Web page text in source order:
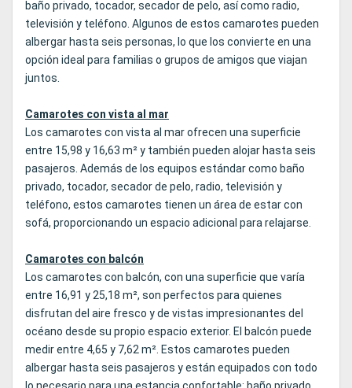
baño privado, tocador, secador de pelo, así como radio,
televisión y teléfono. Algunos de estos camarotes pueden
albergar hasta seis personas, lo que los convierte en una
opción ideal para familias o grupos de amigos que viajan
juntos.
Camarotes con vista al mar
Los camarotes con vista al mar ofrecen una superficie
entre 15,98 y 16,63 m² y también pueden alojar hasta seis
pasajeros. Además de los equipos estándar como baño
privado, tocador, secador de pelo, radio, televisión y
teléfono, estos camarotes tienen un área de estar con
sofá, proporcionando un espacio adicional para relajarse.
Camarotes con balcón
Los camarotes con balcón, con una superficie que varía
entre 16,91 y 25,18 m², son perfectos para quienes
disfrutan del aire fresco y de vistas impresionantes del
océano desde su propio espacio exterior. El balcón puede
medir entre 4,65 y 7,62 m². Estos camarotes pueden
albergar hasta seis pasajeros y están equipados con todo